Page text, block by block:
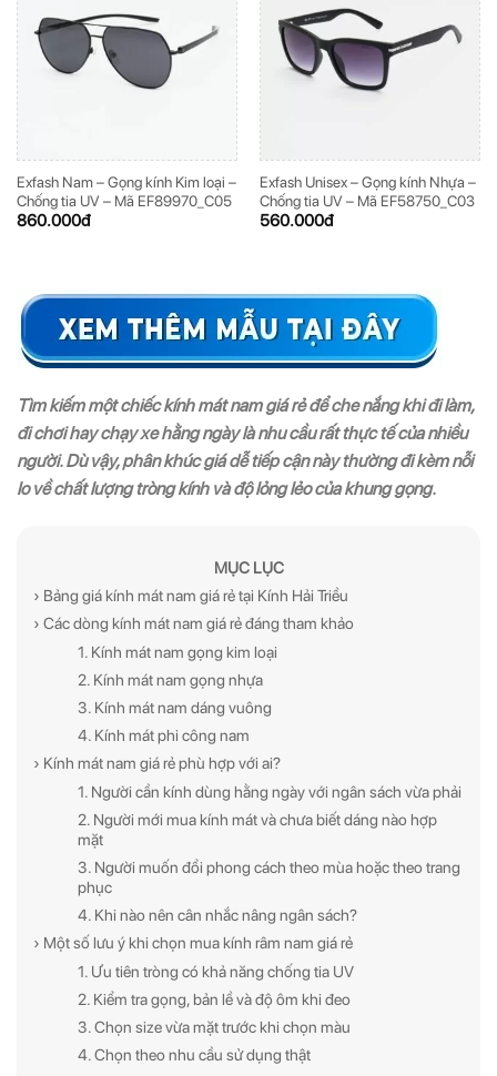
Exfash Nam – Gọng kính Kim loại –
Chống tia UV – Mã EF89970_C05
860.000đ
Exfash Unisex – Gọng kính Nhựa –
Chống tia UV – Mã EF58750_C03
560.000đ
Tìm kiếm một chiếc kính mát nam giá rẻ để che nắng khi đi làm,
đi chơi hay chạy xe hằng ngày là nhu cầu rất thực tế của nhiều
người. Dù vậy, phân khúc giá dễ tiếp cận này thường đi kèm nỗi
lo về chất lượng tròng kính và độ lỏng lẻo của khung gọng.
MỤC LỤC
› Bảng giá kính mát nam giá rẻ tại Kính Hải Triều
› Các dòng kính mát nam giá rẻ đáng tham khảo
1. Kính mát nam gọng kim loại
2. Kính mát nam gọng nhựa
3. Kính mát nam dáng vuông
4. Kính mát phi công nam
› Kính mát nam giá rẻ phù hợp với ai?
1. Người cần kính dùng hằng ngày với ngân sách vừa phải
2. Người mới mua kính mát và chưa biết dáng nào hợp
mặt
3. Người muốn đổi phong cách theo mùa hoặc theo trang
phục
4. Khi nào nên cân nhắc nâng ngân sách?
› Một số lưu ý khi chọn mua kính râm nam giá rẻ
1. Ưu tiên tròng có khả năng chống tia UV
2. Kiểm tra gọng, bản lề và độ ôm khi đeo
3. Chọn size vừa mặt trước khi chọn màu
4. Chọn theo nhu cầu sử dụng thật